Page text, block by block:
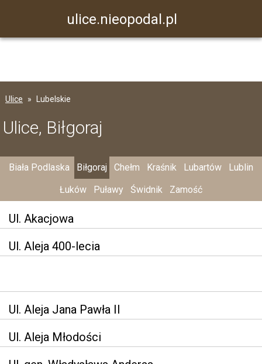
ulice.nieopodal.pl
Ulice Lubelskie
Ulice, Biłgoraj
Biała Podlaska Biłgoraj Chełm Kraśnik Lubartów
Lublin
Łuków
Puławy Świdnik Zamość
Ul. Akacjowa
Ul. Aleja 400-lecia
Ul. Aleja Jana Pawła II
Ul. Aleja Młodości